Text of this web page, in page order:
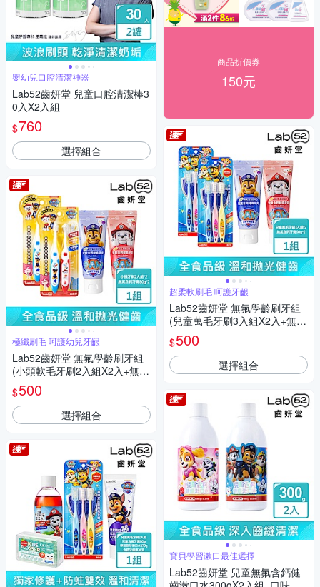
嬰幼兒口腔清潔神器
Lab52齒妍堂 兒童口腔清潔棒3
0入X2入組
$760
選擇組合
極纖刷毛 呵護幼兒牙齦
Lab52齒妍堂 無氟學齡刷牙組
(小頭軟毛牙刷2入組X2入+無氟
含鈣健齒牙膏60gX2入)
$500
選擇組合
商品折價券
150元
超柔軟刷毛 呵護牙齦
Lab52齒妍堂 無氟學齡刷牙組
(兒童萬毛牙刷3入組X2入+無氟
含鈣健齒牙膏60gX2入)
$500
選擇組合
寶貝學習漱口最佳選擇
Lab52齒妍堂 兒童無氟含鈣健